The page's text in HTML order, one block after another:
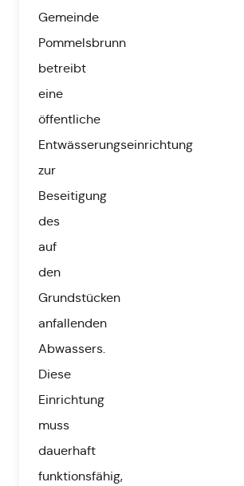
Gemeinde
Pommelsbrunn
betreibt
eine
öffentliche
Entwässerungseinrichtung
zur
Beseitigung
des
auf
den
Grundstücken
anfallenden
Abwassers.
Diese
Einrichtung
muss
dauerhaft
funktionsfähig,